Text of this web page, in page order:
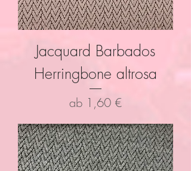
Jacquard Barbados
Herringbone altrosa
ab 1,60 €
Sale-Preis